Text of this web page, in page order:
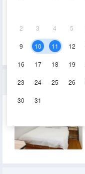
2 3 4 5
9 10 11 12
16 17 18 19
23 24 25 26
30 31